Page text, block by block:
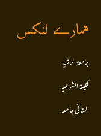
ہمارے لنکس
جامعۃ الرشید
کلیتہ الشرعیہ
المنا ئی جا معہ